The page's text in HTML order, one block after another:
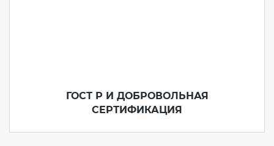
ГОСТ Р И ДОБРОВОЛЬНАЯ
СЕРТИФИКАЦИЯ